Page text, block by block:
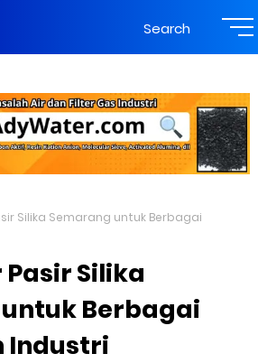
Search
Silika Semarang untuk Berbagai
Silika
Berbagai
Industri